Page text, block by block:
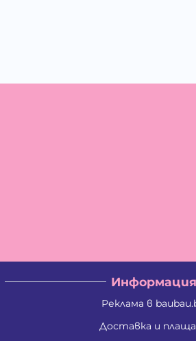
Информация
Реклама в
Доставка и